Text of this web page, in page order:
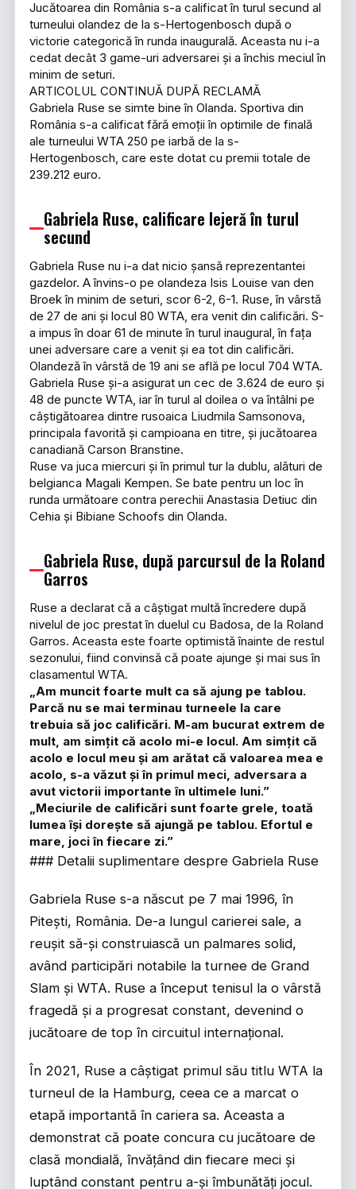
Jucătoarea din România s-a calificat în turul secund al
turneului olandez de la s-Hertogenbosch după o
victorie categorică în runda inaugurală. Aceasta nu i-a
cedat decât 3 game-uri adversarei și a închis meciul în
minim de seturi.
ARTICOLUL CONTINUĂ DUPĂ RECLAMĂ
Gabriela Ruse se simte bine în Olanda. Sportiva din
România s-a calificat fără emoții în optimile de finală
ale turneului WTA 250 pe iarbă de la s-
Hertogenbosch, care este dotat cu premii totale de
239.212 euro.
Gabriela Ruse, calificare lejeră în turul
secund
Gabriela Ruse nu i-a dat nicio șansă reprezentantei
gazdelor. A învins-o pe olandeza Isis Louise van den
Broek în minim de seturi, scor 6-2, 6-1. Ruse, în vârstă
de 27 de ani și locul 80 WTA, era venit din calificări. S-
a impus în doar 61 de minute în turul inaugural, în fața
unei adversare care a venit și ea tot din calificări.
Olandeză în vârstă de 19 ani se află pe locul 704 WTA.
Gabriela Ruse și-a asigurat un cec de 3.624 de euro și
48 de puncte WTA, iar în turul al doilea o va întâlni pe
câștigătoarea dintre rusoaica Liudmila Samsonova,
principala favorită și campioana en titre, și jucătoarea
canadiană Carson Branstine.
Ruse va juca miercuri și în primul tur la dublu, alături de
belgianca Magali Kempen. Se bate pentru un loc în
runda următoare contra perechii Anastasia Detiuc din
Cehia și Bibiane Schoofs din Olanda.
Gabriela Ruse, după parcursul de la Roland
Garros
Ruse a declarat că a câștigat multă încredere după
nivelul de joc prestat în duelul cu Badosa, de la Roland
Garros. Aceasta este foarte optimistă înainte de restul
sezonului, fiind convinsă că poate ajunge și mai sus în
clasamentul WTA.
„Am muncit foarte mult ca să ajung pe tablou.
Parcă nu se mai terminau turneele la care
trebuia să joc calificări. M-am bucurat extrem de
mult, am simțit că acolo mi-e locul. Am simțit că
acolo e locul meu și am arătat că valoarea mea e
acolo, s-a văzut și în primul meci, adversara a
avut victorii importante în ultimele luni.”
„Meciurile de calificări sunt foarte grele, toată
lumea își dorește să ajungă pe tablou. Efortul e
mare, joci în fiecare zi.”
### Detalii suplimentare despre Gabriela Ruse
Gabriela Ruse s-a născut pe 7 mai 1996, în
Pitești, România. De-a lungul carierei sale, a
reușit să-și construiască un palmares solid,
având participări notabile la turnee de Grand
Slam și WTA. Ruse a început tenisul la o vârstă
fragedă și a progresat constant, devenind o
jucătoare de top în circuitul internațional.
În 2021, Ruse a câștigat primul său titlu WTA la
turneul de la Hamburg, ceea ce a marcat o
etapă importantă în cariera sa. Aceasta a
demonstrat că poate concura cu jucătoare de
clasă mondială, învățând din fiecare meci și
luptând constant pentru a-și îmbunătăți jocul.